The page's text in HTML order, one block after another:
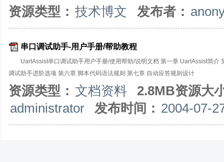
1995年，由Intel、IBM、Compaq、Microsoft、NEC、Digital、North Telecom
资源类型： 技术博文 发布者：
串口调试助手-用户手册/帮助教程
UartAssist串口调试助手用户手册/使用帮助/说明文档 第一章 UartAssist简
调试助手进阶选项 第六章 脚本代码语法规则 第七章 自动应答规则设计
资源类型： 文档资料
2.8MB资源大
administrator
发布时间： 2004-07-